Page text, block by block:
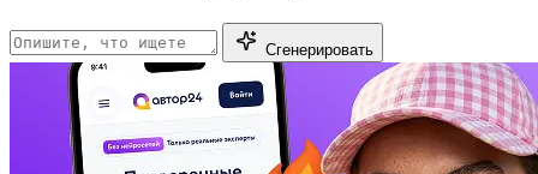
Сгенерировать